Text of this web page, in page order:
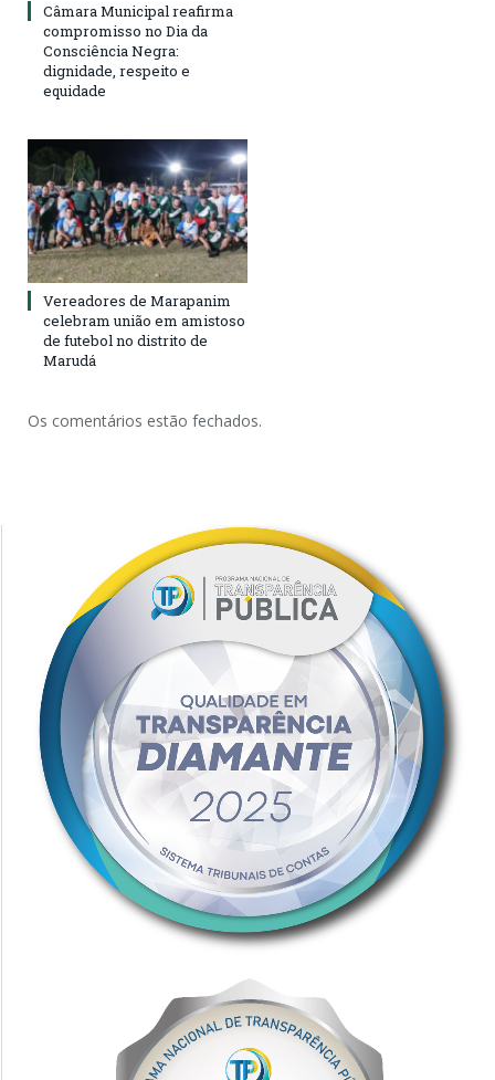
Câmara Municipal reafirma
compromisso no Dia da
Consciência Negra:
dignidade, respeito e
equidade
Vereadores de Marapanim
celebram união em amistoso
de futebol no distrito de
Marudá
Os comentários estão fechados.